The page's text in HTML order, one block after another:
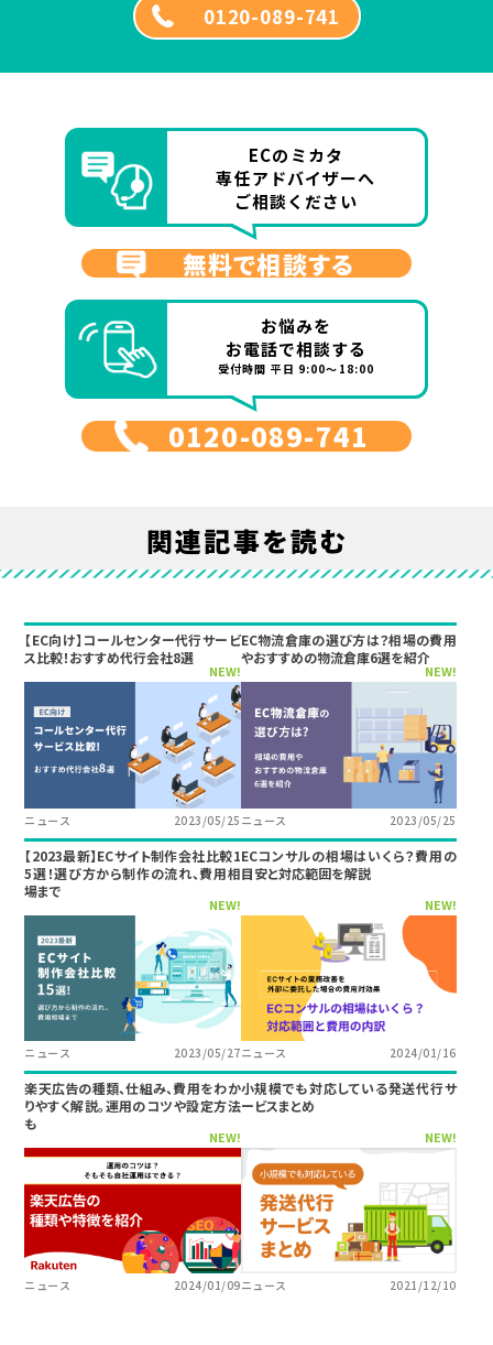
0120-089-741
ECのミカタ
専任アドバイザーへ
ご相談ください
無料で相談する
お悩みを
お電話で相談する
受付時間 平日 9:00～18:00
0120-089-741
関連記事を読む
【EC向け】コールセンター代行サービ
ス比較！おすすめ代行会社8選
NEW!
ニュース 2023/05/25
EC物流倉庫の選び方は？相場の費用
やおすすめの物流倉庫6選を紹介
NEW!
ニュース 2023/05/25
【2023最新】ECサイト制作会社比較1
5選！選び方から制作の流れ、費用相
場まで
NEW!
ニュース 2023/05/27
ECコンサルの相場はいくら？費用の
目安と対応範囲を解説
NEW!
ニュース 2024/01/16
楽天広告の種類、仕組み、費用をわか
りやすく解説。運用のコツや設定方法
も
NEW!
ニュース 2024/01/09
小規模でも対応している発送代行サ
ービスまとめ
NEW!
ニュース 2021/12/10